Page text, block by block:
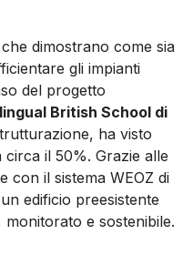
dimostrano come sia
gli impianti
del progetto
British School di
ha visto
il 50%. Grazie alle
con il sistema WEOZ di
edificio preesistente
e sostenibile.